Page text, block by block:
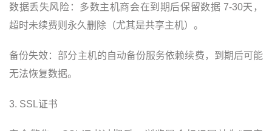
数据丢失风险：多数主机商会在到期后保留数据 7-30天，
超时未续费则永久删除（尤其是共享主机）。
备份失效：部分主机的自动备份服务依赖续费，到期后可能
无法恢复数据。
3. SSL证书